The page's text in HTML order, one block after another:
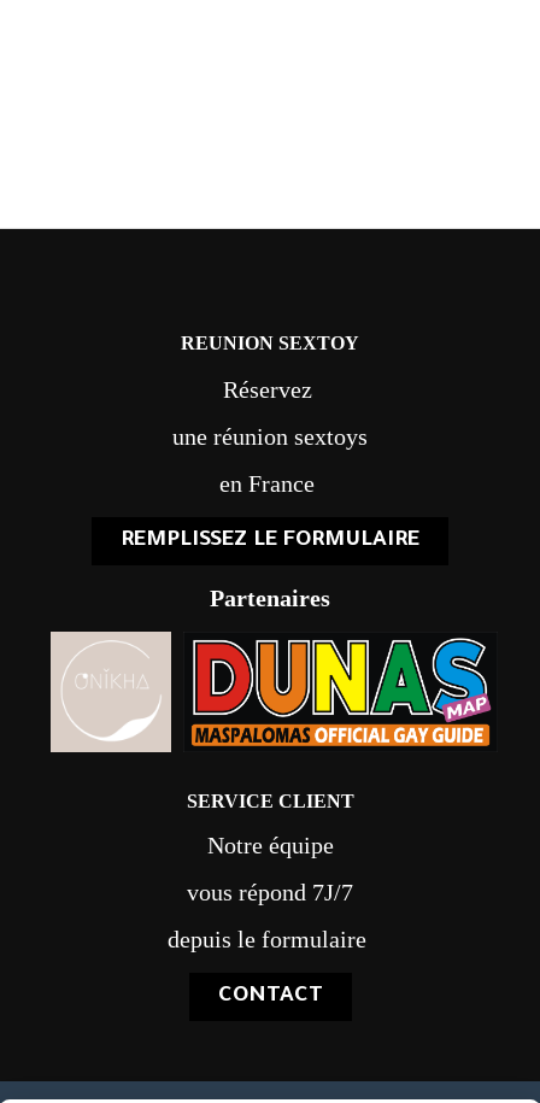
REUNION SEXTOY
Réservez
une réunion sextoys
en France
REMPLISSEZ LE FORMULAIRE
Partenaires
SERVICE CLIENT
Notre équipe
vous répond 7J/7
depuis le formulaire
CONTACT